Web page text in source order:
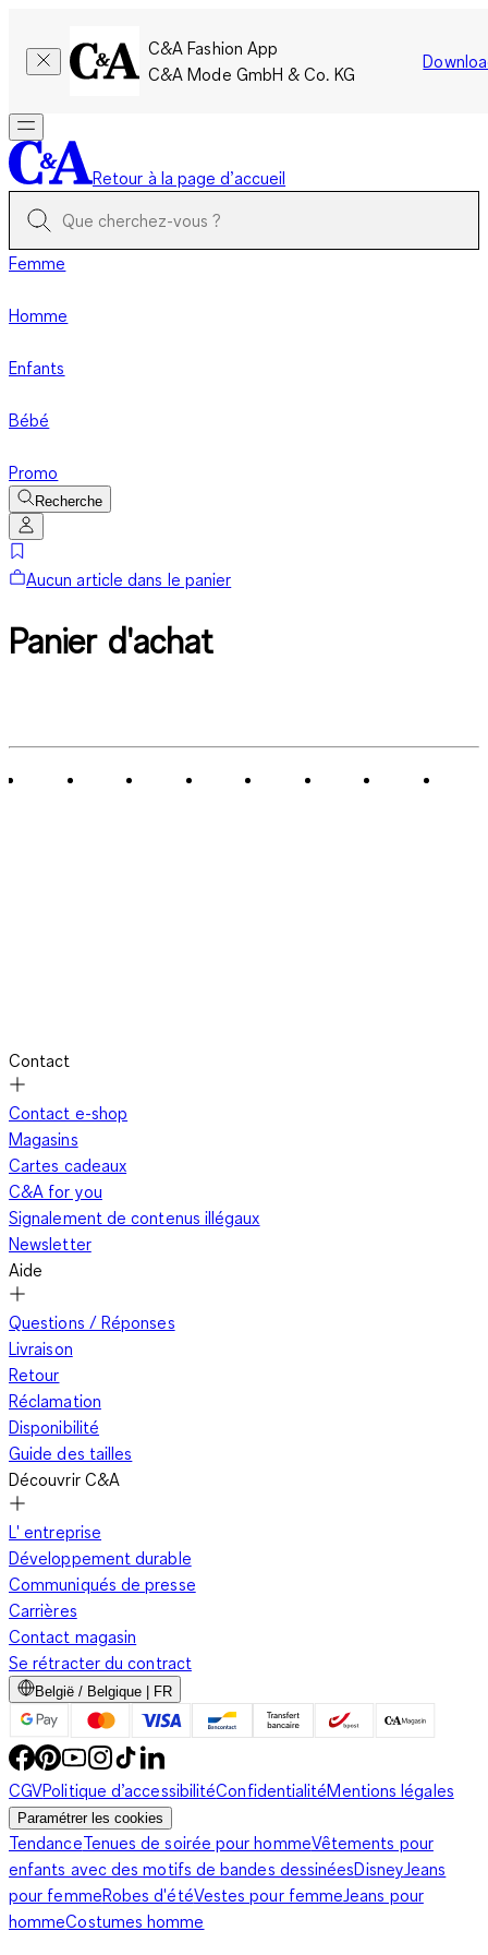
C&A Fashion App
C&A Mode GmbH & Co. KG
Retour à la page d’accueil
Femme
Homme
Enfants
Bébé
Promo
Recherche
Aucun article dans le panier
Panier d'achat
Contact
Contact e-shop
Magasins
Cartes cadeaux
C&A for you
Signalement de contenus illégaux
Newsletter
Aide
Questions / Réponses
Livraison
Retour
Réclamation
Disponibilité
Guide des tailles
Découvrir C&A
L' entreprise
Développement durable
Communiqués de presse
Carrières
Contact magasin
Se rétracter du contract
België / Belgique | FR
CGVPolitique d’accessibilitéConfidentialitéMentions légales
Paramétrer les cookies
TendanceTenues de soirée pour hommeVêtements pour
enfants avec des motifs de bandes dessinéesDisneyJeans
pour femmeRobes d'étéVestes pour femmeJeans pour
hommeCostumes homme